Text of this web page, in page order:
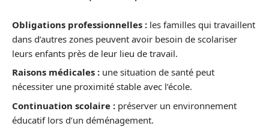
Obligations professionnelles : les familles qui travaillent
dans d’autres zones peuvent avoir besoin de scolariser
leurs enfants près de leur lieu de travail.
Raisons médicales : une situation de santé peut
nécessiter une proximité stable avec l’école.
Continuation scolaire : préserver un environnement
éducatif lors d’un déménagement.